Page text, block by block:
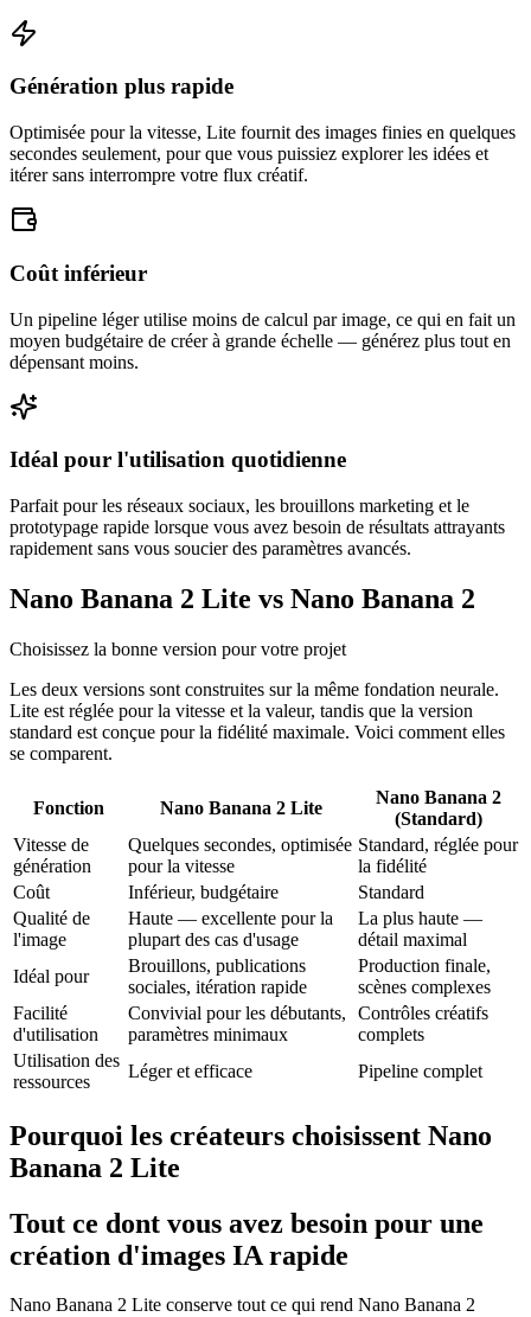
Génération plus rapide
Optimisée pour la vitesse, Lite fournit des images finies en quelques
secondes seulement, pour que vous puissiez explorer les idées et
itérer sans interrompre votre flux créatif.
Coût inférieur
Un pipeline léger utilise moins de calcul par image, ce qui en fait un
moyen budgétaire de créer à grande échelle — générez plus tout en
dépensant moins.
Idéal pour l'utilisation quotidienne
Parfait pour les réseaux sociaux, les brouillons marketing et le
prototypage rapide lorsque vous avez besoin de résultats attrayants
rapidement sans vous soucier des paramètres avancés.
Nano Banana 2 Lite vs Nano Banana 2
Choisissez la bonne version pour votre projet
Les deux versions sont construites sur la même fondation neurale.
Lite est réglée pour la vitesse et la valeur, tandis que la version
standard est conçue pour la fidélité maximale. Voici comment elles
se comparent.
Fonction Nano Banana 2 Lite
Nano Banana 2
(Standard)
Vitesse de
génération
Quelques secondes, optimisée
pour la vitesse
Standard, réglée pour
la fidélité
Coût
Inférieur, budgétaire
Standard
Qualité de
l'image
Haute — excellente pour la
plupart des cas d'usage
La plus haute —
détail maximal
Idéal pour
Brouillons, publications
sociales, itération rapide
Production finale,
scènes complexes
Facilité
d'utilisation
Convivial pour les débutants,
paramètres minimaux
Contrôles créatifs
complets
Utilisation des
ressources
Léger et efficace Pipeline complet
Pourquoi les créateurs choisissent Nano
Banana 2 Lite
Tout ce dont vous avez besoin pour une
création d'images IA rapide
Nano Banana 2 Lite conserve tout ce qui rend Nano Banana 2